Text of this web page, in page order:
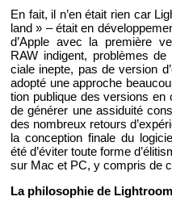
En fait, il n’en était rien car
land » – était en
d’Apple avec la pre­mière
RAW in­di­gent, pro­blèmes
ciale inepte, pas de ver­sion
adopté une ap­proche
tion pu­blique des ver­sions en
de gé­né­rer une as­si­duité
des nom­breux re­tours
la concep­tion fi­nale du
été d’évi­ter toute forme
sur Mac et PC, y com­pris de
La phi­lo­so­phie de Ligh­troom